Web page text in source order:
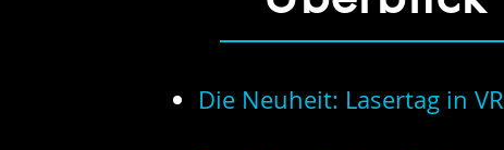
Die Neuheit: Lasertag in VR